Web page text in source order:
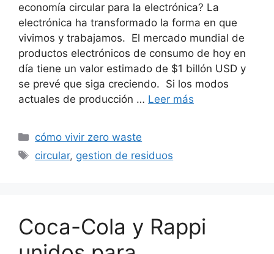
economía circular para la electrónica? La
electrónica ha transformado la forma en que
vivimos y trabajamos. El mercado mundial de
productos electrónicos de consumo de hoy en
día tiene un valor estimado de $1 billón USD y
se prevé que siga creciendo. Si los modos
actuales de producción … Leer más
Categorías
cómo vivir zero waste
Etiquetas
circular, gestion de residuos
Coca-Cola y Rappi